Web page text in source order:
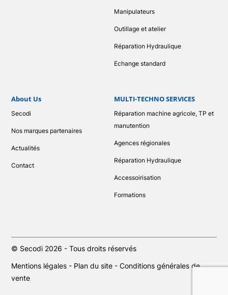
Manipulateurs
Outillage et atelier
Réparation Hydraulique
Echange standard
About Us
Secodi
Nos marques partenaires
Actualités
Contact
MULTI-TECHNO SERVICES
Réparation machine agricole, TP et
manutention
Agences régionales
Réparation Hydraulique
Accessoirisation
Formations
© Secodi 2026 - Tous droits réservés
Mentions légales - Plan du site -Conditions générales de
vente